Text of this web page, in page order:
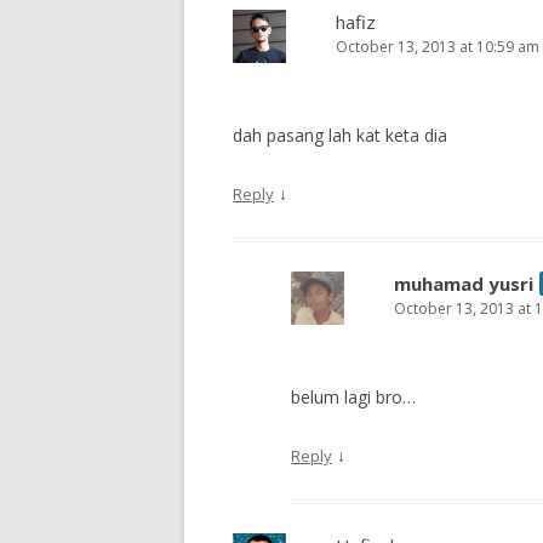
hafiz
October 13, 2013 at 10:59 am
dah pasang lah kat keta dia
Reply ↓
muhamad yusri
October 13, 2013 at
belum lagi bro…
Reply ↓